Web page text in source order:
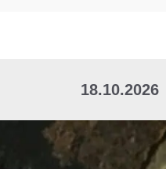
18.10.2026